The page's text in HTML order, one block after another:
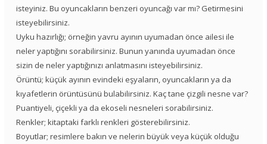
isteyiniz. Bu oyuncakların benzeri oyuncağı var mı? Getirmesini
isteyebilirsiniz.
Uyku hazırlığı; örneğin yavru ayının uyumadan önce ailesi ile
neler yaptığını sorabilirsiniz. Bunun yanında uyumadan önce
sizin de neler yaptığınızı anlatmasını isteyebilirsiniz.
Örüntü; küçük ayının evindeki eşyaların, oyuncakların ya da
kıyafetlerin örüntüsünü bulabilirsiniz. Kaç tane çizgili nesne var?
Puantiyeli, çiçekli ya da ekoseli nesneleri sorabilirsiniz.
Renkler; kitaptaki farklı renkleri gösterebilirsiniz.
Boyutlar; resimlere bakın ve nelerin büyük veya küçük olduğu